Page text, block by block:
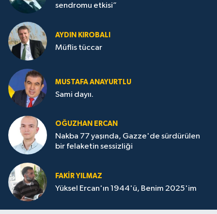
sendromu etkisi”
AYDIN KIROBALI
Müflis tüccar
MUSTAFA ANAYURTLU
Sami dayıı.
OĞUZHAN ERCAN
Nakba 77 yaşında, Gazze'de sürdürülen
bir felaketin sessizliği
FAKİR YILMAZ
Yüksel Ercan'ın 1944'ü, Benim 2025'im